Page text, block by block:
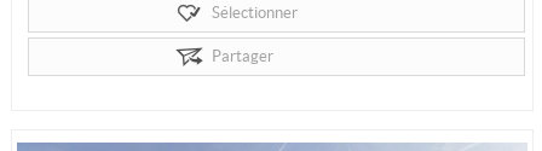
Sélectionner
Partager